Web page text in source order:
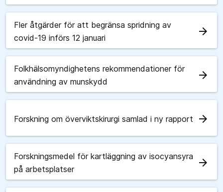
Fler åtgärder för att begränsa spridning av
covid-19 införs 12 januari
arrow_forward
Folkhälsomyndighetens rekommendationer för
användning av munskydd
arrow_forward
Forskning om överviktskirurgi samlad i ny rapport arrow_forward
Forskningsmedel för kartläggning av isocyansyra
på arbetsplatser
arrow_forward